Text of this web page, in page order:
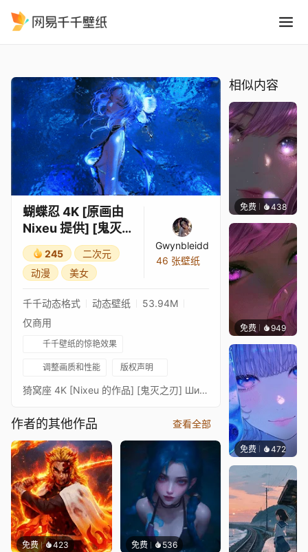
蝴蝶忍 4K [原画由
Nixeu 提供] [鬼灭
之刃] Шинобу
Кочо
245
二次元
动漫
美女
Gwynbleidd
46 张壁纸
千千动态格式 动态壁纸
53.94M
仅商用
千千壁纸的惊艳效果
调整画质和性能 版权声明
猗窝座 4K [Nixeu 的作品] [鬼灭之刃] Шинобу Кочо[EU]壁纸由 Gwynbleidd💖猗窝座 4K [Nixeu 的作品] [鬼灭之刃] Шинобу Кочо 4k 动漫 - [3840X2160]🖤带有音乐反应的壁纸[RU]壁纸由 Gwynbleidd 制作💖猗窝座 4K [Nixeu 的作品] [鬼灭之刃] Шинобу Кочо 4k 动漫 - [3840X2160]🖤带有音乐反应的壁纸[壁纸中含音乐 18+]❣
作者的其他作品 查看全部
免费 423 免费 536
相似内容
免费 438辰东
免费 949辰东
免费 472辰东